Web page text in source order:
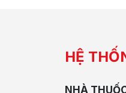
HỆ
NHÀ